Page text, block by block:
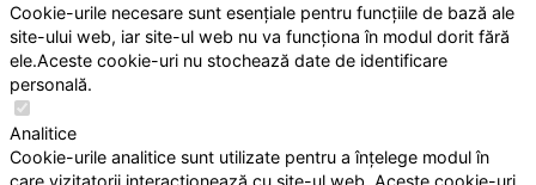
Cookie-urile necesare sunt esențiale pentru funcțiile de bază ale
site-ului web, iar site-ul web nu va funcționa în modul dorit fără
ele.Aceste cookie-uri nu stochează date de identificare
personală.
Analitice
Cookie-urile analitice sunt utilizate pentru a înțelege modul în
care vizitatorii interacționează cu site-ul web. Aceste cookie-uri